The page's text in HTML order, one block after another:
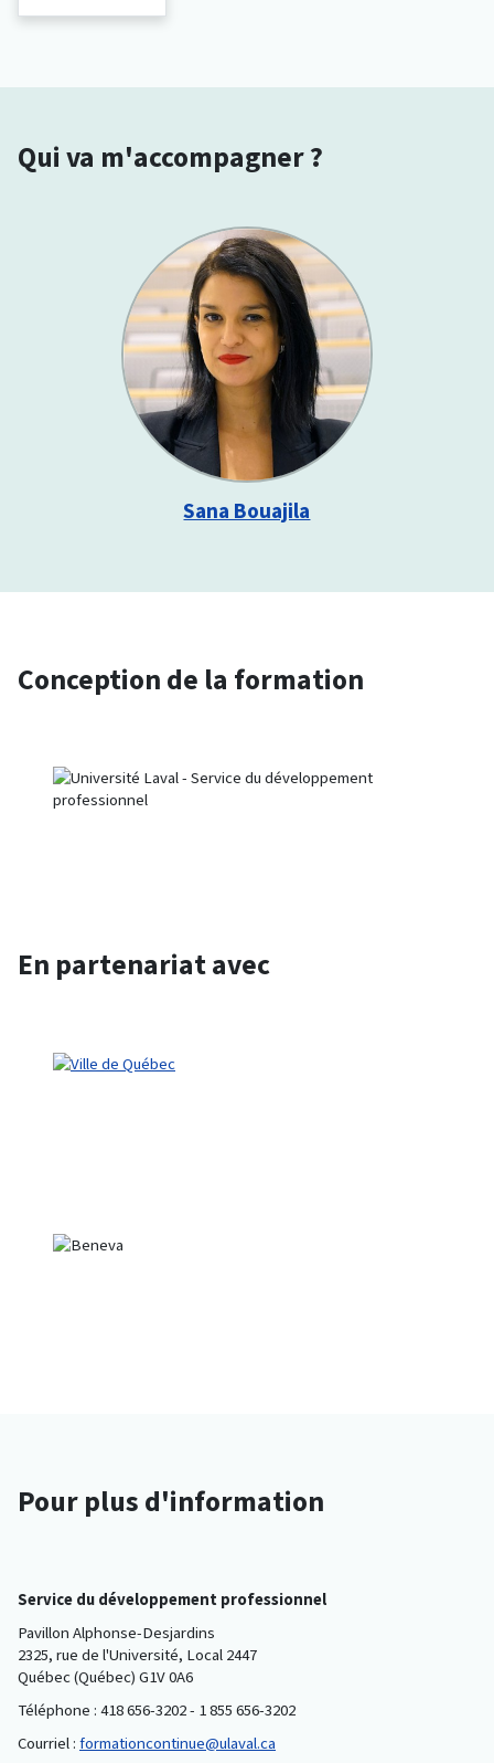
Qui va m'accompagner ?
Sana Bouajila
Conception de la formation
En partenariat avec
Pour plus d'information
Service du développement professionnel
Pavillon Alphonse-Desjardins
2325, rue de l'Université, Local 2447
Québec (Québec) G1V 0A6
Téléphone : 418 656-3202 - 1 855 656-3202
Courriel : formationcontinue@ulaval.ca